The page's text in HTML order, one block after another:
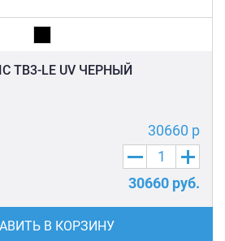
TB3-LE UV ЧЕРНЫЙ
30660 р
30660 руб.
В КОРЗИНУ